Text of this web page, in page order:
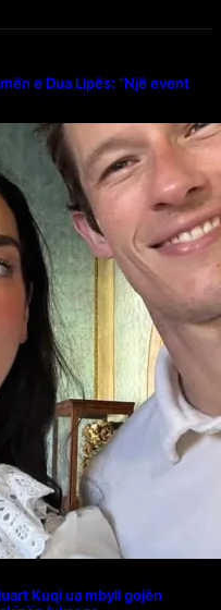
e Dua Lipës: “Një event
Kuqi ua mbyll gojën